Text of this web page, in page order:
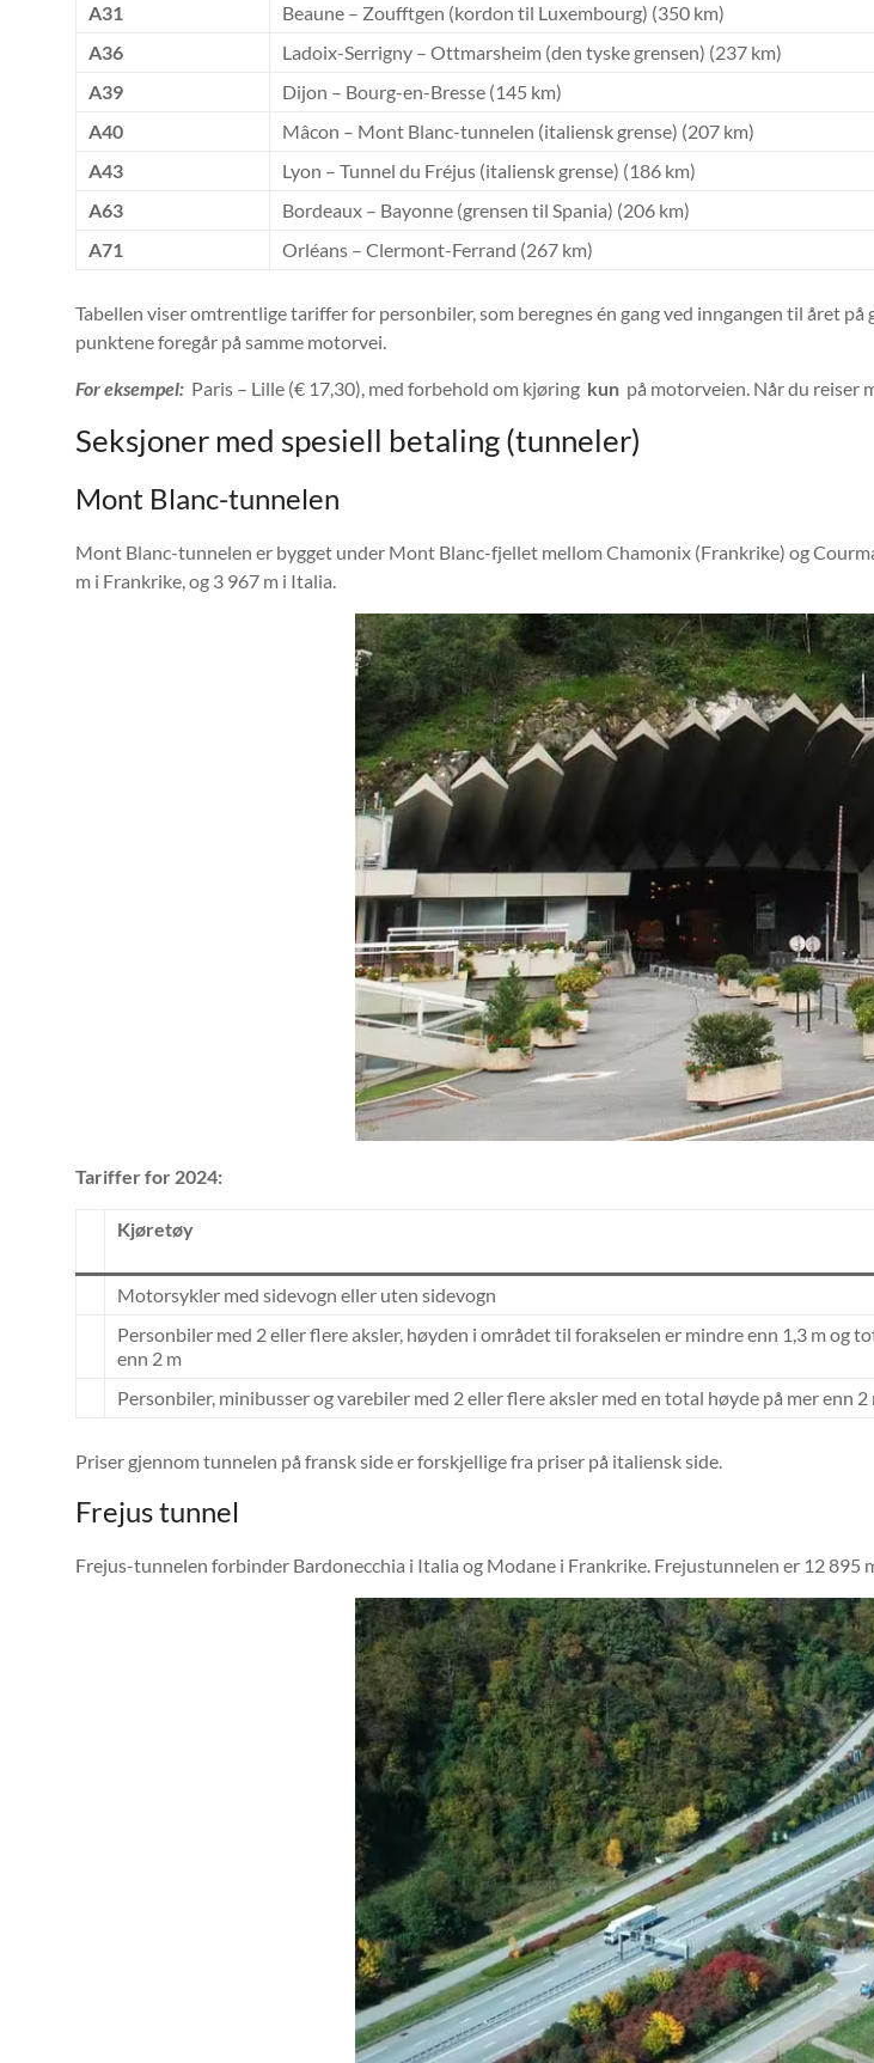
A31
Beaune – Zoufftgen (kordon til Luxembourg) (350 km)
A36
Ladoix-Serrigny – Ottmarsheim (den tyske grensen) (237 km)
A39
Dijon – Bourg-en-Bresse (145 km)
A40
Mâcon – Mont Blanc-tunnelen (italiensk grense) (207 km)
A43
Lyon – Tunnel du Fréjus (italiensk grense) (186 km)
A63
Bordeaux – Bayonne (grensen til Spania) (206 km)
A71
Orléans – Clermont-Ferrand (267 km)
Tabellen viser omtrentlige tariffer for personbiler, som beregnes én gang ved inngangen til året
punktene foregår på samme motorvei.
For eksempel: Paris – Lille (€ 17,30), med forbehold om kjøring kun på motorveien. Når du reiser
Seksjoner med spesiell betaling (tunneler)
Mont Blanc-tunnelen
Mont Blanc-tunnelen er bygget under Mont Blanc-fjellet mellom Chamonix (Frankrike) og
m i Frankrike, og 3 967 m i Italia.
Tariffer for 2024:
Kjøretøy
Motorsykler med sidevogn eller uten sidevogn
Personbiler med 2 eller flere aksler, høyden i området til forakselen er mindre enn 1,3 m og
enn 2 m
Personbiler, minibusser og varebiler med 2 eller flere aksler med en total høyde på mer enn 2
Priser gjennom tunnelen på fransk side er forskjellige fra priser på italiensk side.
Frejus tunnel
Frejus-tunnelen forbinder Bardonecchia i Italia og Modane i Frankrike. Frejustunnelen er 12 895